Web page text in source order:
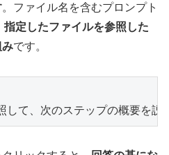
。ファイル名を含むプロンプト
指定したファイルを参照した
みです。
て、次のステップの概要を説